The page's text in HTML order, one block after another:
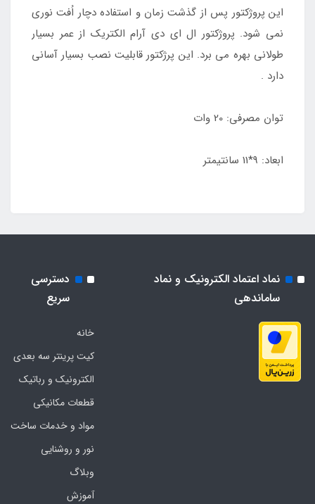
این پروژکتور پس از گذشت زمان و استفاده دچار اُفت نوری
نمی شود. پروژکتور ال ای دی آرام الکتریک از عمر بسیار
طولانی بهره می برد. این پرژکتور قابلیت نصب بسیار آسانی
دارد .
توان مصرفی: 20 وات
ابعاد: 9*11 سانتیمتر
نماد اعتماد الکترونیک و نماد
ساماندهی
دسترسی
سریع
خانه
کیت پرینتر سه بعدی
الکترونیک و رباتیک
قطعات مکانیکی
مواد و خدمات ساخت
نور و روشنایی
وبلاگ
آموزش